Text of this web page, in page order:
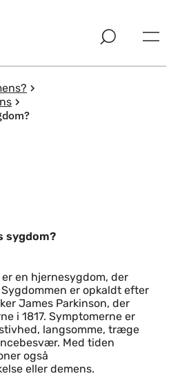
sygdom?
en hjernesygdom, der
er opkaldt efter
James Parkinson, der
i 1817. Symptomerne er
langsomme, træge
Med tiden
også
eller demens.